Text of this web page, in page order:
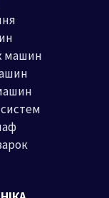
машин